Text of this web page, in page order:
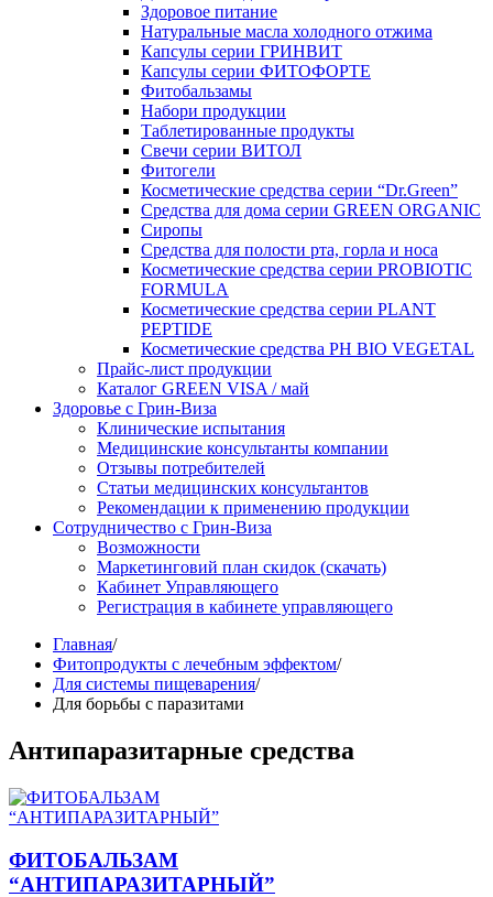
Здоровое питание
Натуральные масла холодного отжима
Капсулы серии ГРИНВИТ
Капсулы серии ФИТОФОРТЕ
Фитобальзамы
Набори продукции
Таблетированные продукты
Свечи серии ВИТОЛ
Фитогели
Косметические средства серии “Dr.Green”
Средства для дома серии GREEN ORGANIC
Сиропы
Средства для полости рта, горла и носа
Косметические средства серии PROBIOTIC
FORMULA
Косметические средства серии PLANT
PEPTIDE
Косметические средства PH BIO VEGETAL
Прайс-лист продукции
Каталог GREEN VISA / май
Здоровье с Грин-Виза
Клинические испытания
Медицинские консультанты компании
Отзывы потребителей
Статьи медицинских консультантов
Рекомендации к применению продукции
Сотрудничество с Грин-Виза
Возможности
Маркетинговий план скидок (скачать)
Кабинет Управляющего
Регистрация в кабинете управляющего
Главная/
Фитопродукты с лечебным эффектом/
Для системы пищеварения/
Для борьбы с паразитами
Антипаразитарные средства
ФИТОБАЛЬЗАМ
“АНТИПАРАЗИТАРНЫЙ”